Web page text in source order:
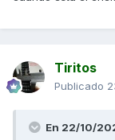
Tiritos
Publicado
En 22/10/